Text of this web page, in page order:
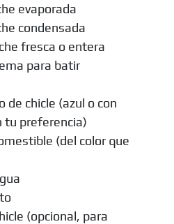
evaporada
condensada
fresca o entera
para batir
de chicle (azul o con
tu preferencia)
(del color que
(opcional, para